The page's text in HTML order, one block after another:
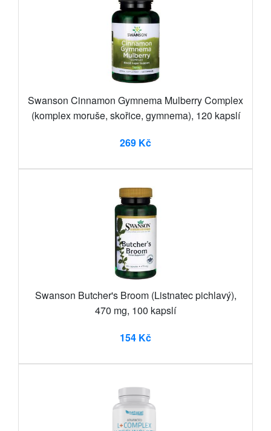
Swanson Cinnamon Gymnema Mulberry Complex
(komplex moruše, skořice, gymnema), 120 kapslí
269 Kč
Swanson Butcher's Broom (Listnatec pichlavý),
470 mg, 100 kapslí
154 Kč